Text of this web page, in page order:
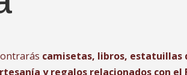
camisetas, libros, estatuillas
y regalos relacionados con el